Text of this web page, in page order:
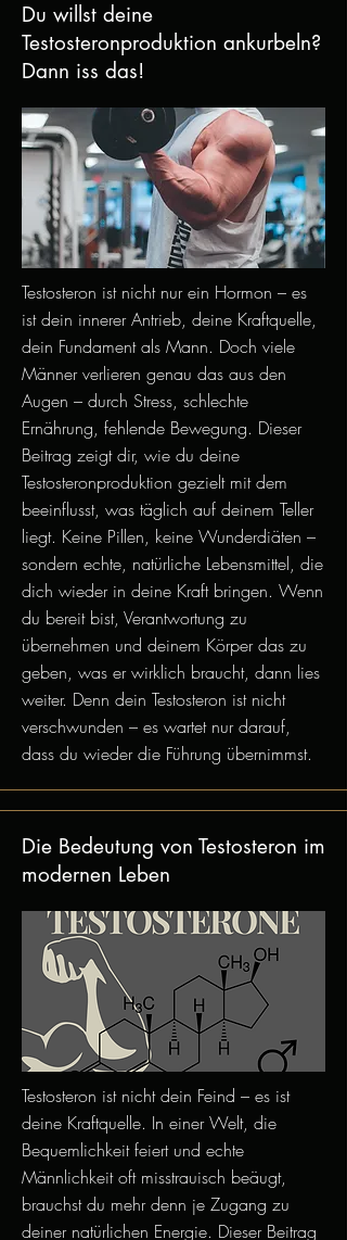
Du willst deine
Testosteronproduktion ankurbeln?
Dann iss das!
Testosteron ist nicht nur ein Hormon – es
ist dein innerer Antrieb, deine Kraftquelle,
dein Fundament als Mann. Doch viele
Männer verlieren genau das aus den
Augen – durch Stress, schlechte
Ernährung, fehlende Bewegung. Dieser
Beitrag zeigt dir, wie du deine
Testosteronproduktion gezielt mit dem
beeinflusst, was täglich auf deinem Teller
liegt. Keine Pillen, keine Wunderdiäten –
sondern echte, natürliche Lebensmittel, die
dich wieder in deine Kraft bringen. Wenn
du bereit bist, Verantwortung zu
übernehmen und deinem Körper das zu
geben, was er wirklich braucht, dann lies
weiter. Denn dein Testosteron ist nicht
verschwunden – es wartet nur darauf,
dass du wieder die Führung übernimmst.
Die Bedeutung von Testosteron im
modernen Leben
Testosteron ist nicht dein Feind – es ist
deine Kraftquelle. In einer Welt, die
Bequemlichkeit feiert und echte
Männlichkeit oft misstrauisch beäugt,
brauchst du mehr denn je Zugang zu
deiner natürlichen Energie. Dieser Beitrag